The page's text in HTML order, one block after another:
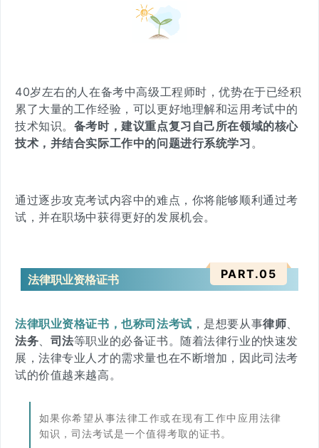
40岁左右的人在备考中高级工程师时，优势在于已经积
累了大量的工作经验，可以更好地理解和运用考试中的
技术知识。 备考时，建议重点复习自己所在领域的核心
技术，并结合实际工作中的问题进行系统学习。
通过逐步攻克考试内容中的难点，你将能够顺利通过考
试，并在职场中获得更好的发展机会。
法律职业资格证书 PART.05
法律职业资格证书，也称司法考试 ，是想要从事律师、
法务、 司法等职业的必备证书。随着法律行业的快速发
展，法律专业人才的需求量也在不断增加，因此司法考
试的价值越来越高。
如果你希望从事法律工作或在现有工作中应用法律
知识，司法考试是一个值得考取的证书。